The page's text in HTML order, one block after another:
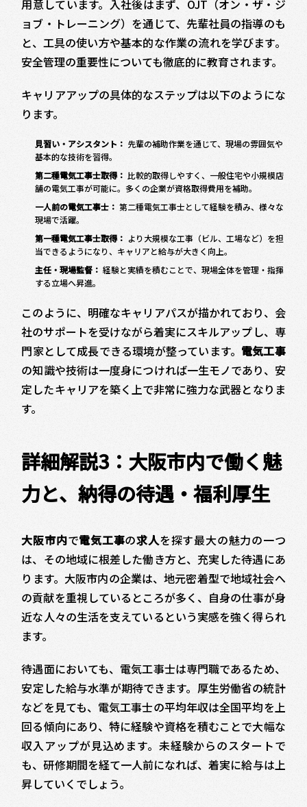
用意しています。入社後はまず、OJT（オン・ザ・ジ
ョブ・トレーニング）を通じて、先輩社員の指導のも
と、工具の使い方や基本的な作業の流れを学びます。
安全管理の重要性についても徹底的に教育されます。
キャリアアップの具体的なステップは以下のようにな
ります。
見習い・アシスタント： 先輩の補助作業を通じて、現場の雰囲気や
基本的な技術を習得。
第二種電気工事士取得： 比較的取得しやすく、一般住宅や小規模店
舗の電気工事が可能に。多くの企業が資格取得費用を補助。
一人前の電気工事士： 第二種電気工事士として経験を積み、様々な
現場で活躍。
第一種電気工事士取得： より大規模な工事（ビル、工場など）を担
当できるようになり、キャリアと給与が大きく向上。
主任・現場監督： 経験と実績を積むことで、現場全体を管理・指揮
する立場へ昇進。
このように、明確なキャリアパスが描かれており、会
社のサポートを受けながら着実にスキルアップし、専
門家として成長できる環境が整っています。 電気工事
の知識や技術は一度身につければ一生モノであり、安
定したキャリアを築く上で非常に強力な武器となりま
す。
詳細解説3：大阪市内で働く魅
力と、納得の待遇・福利厚生
大阪市内で電気工事の求人を探す最大の魅力の一つ
は、その地域に根差した働き方と、充実した待遇にあ
ります。大阪市内の企業は、地元密着型で地域社会へ
の貢献を重視しているところが多く、自身の仕事が身
近な人々の生活を支えているという実感を強く得られ
ます。
待遇面においても、電気工事士は専門職であるため、
安定した給与水準が期待できます。厚生労働省の統計
などを見ても、電気工事士の平均年収は全国平均を上
回る傾向にあり、特に経験や資格を積むことで大幅な
収入アップが見込めます。未経験からのスタートで
も、研修期間を経て一人前になれば、着実に給与は上
昇していくでしょう。